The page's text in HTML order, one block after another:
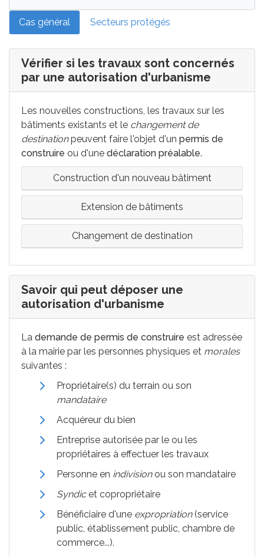
Cas général Secteurs protégés
Vérifier si les travaux sont concernés
par une autorisation d'urbanisme
Les nouvelles constructions, les travaux sur les
bâtiments existants et le changement de
destinationpeuvent faire l'objet d'un permis de
construire ou d'une déclaration préalable.
Construction d'un nouveau bâtiment
Extension de bâtiments
Changement de destination
Savoir qui peut déposer une
autorisation d'urbanisme
La demande de permis de construire est adressée
à la mairie par les personnes physiques et morales
suivantes :
Propriétaire(s) du terrain ou son
mandataire
Acquéreur du bien
Entreprise autorisée par le ou les
propriétaires à effectuer les travaux
Personne en indivisionou son mandataire
Syndicet copropriétaire
Bénéficiaire d'une expropriation(service
public, établissement public, chambre de
commerce...).